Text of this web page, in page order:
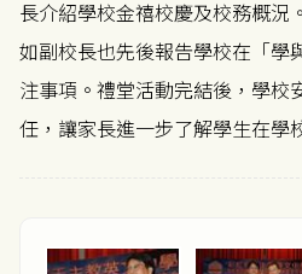
長介紹學校金禧校慶及校務概況
如副校長也先後報告學校在「學
注事項。禮堂活動完結後，學校
任，讓家長進一步了解學生在學